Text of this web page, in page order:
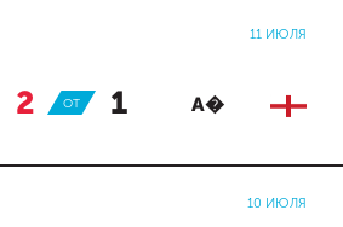
11 ИЮЛЯ
2 : 1 А�
ОТ
10 ИЮЛЯ